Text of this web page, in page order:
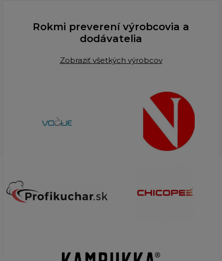
Rokmi preverení výrobcovia a
dodávatelia
Zobraziť všetkých výrobcov